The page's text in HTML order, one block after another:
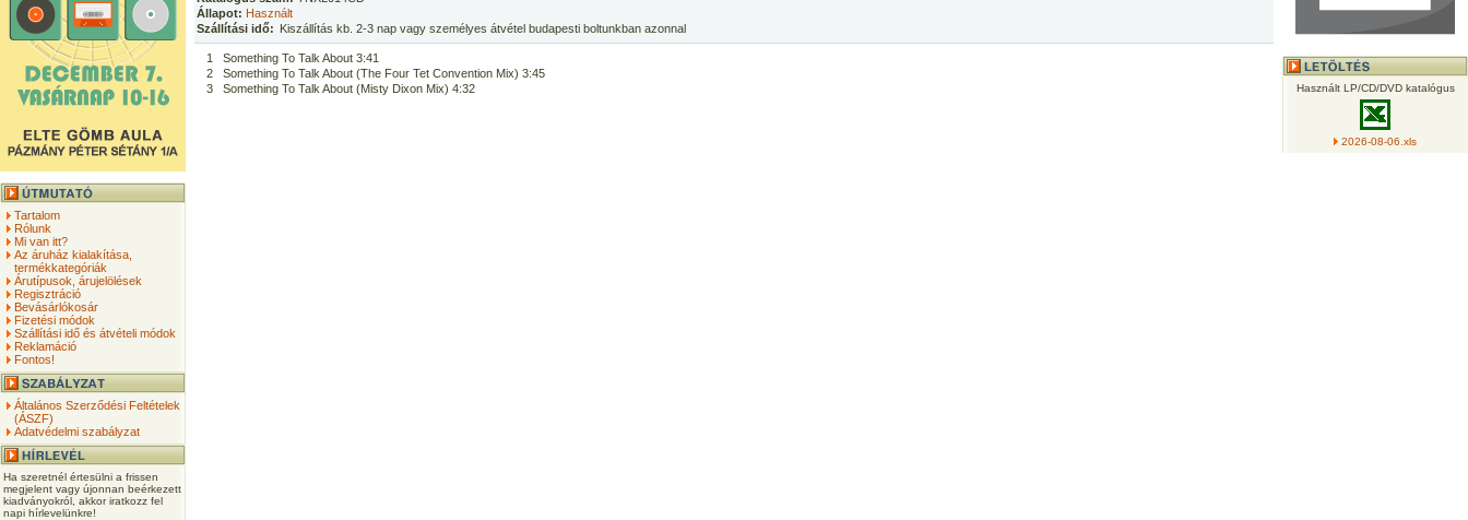
Tartalom
Rólunk
Mi van itt?
Az áruház kialakítása,
termékkategóriák
Árutípusok, árujelölések
Regisztráció
Bevásárlókosár
Fizetési módok
Szállítási idő és átvételi módok
Reklamáció
Fontos!
Általános Szerződési Feltételek
(ÁSZF)
Adatvédelmi szabályzat
Ha szeretnél értesülni a frissen
megjelent vagy újonnan beérkezett
kiadványokról, akkor iratkozz fel
napi hírlevelünkre!
Állapot: Használt
Szállítási idő: Kiszállítás kb. 2-3 nap vagy személyes átvétel budapesti boltunkban azonnal
1
Something To Talk About 3:41
2
Something To Talk About (The Four Tet Convention Mix) 3:45
3
Something To Talk About (Misty Dixon Mix) 4:32 Használt LP/CD/DVD katalógus
2026-08-06.xls